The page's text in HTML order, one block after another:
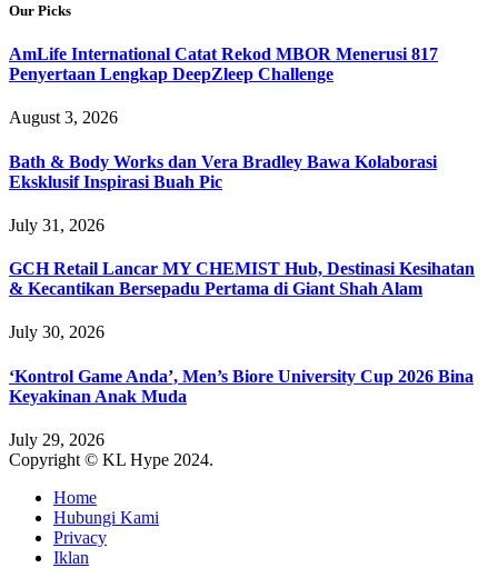
Our Picks
AmLife International Catat Rekod MBOR Menerusi 817
Penyertaan Lengkap DeepZleep Challenge
August 3, 2026
Bath & Body Works dan Vera Bradley Bawa Kolaborasi
Eksklusif Inspirasi Buah Pic
July 31, 2026
GCH Retail Lancar MY CHEMIST Hub, Destinasi Kesihatan
& Kecantikan Bersepadu Pertama di Giant Shah Alam
July 30, 2026
‘Kontrol Game Anda’, Men’s Biore University Cup 2026 Bina
Keyakinan Anak Muda
July 29, 2026
Copyright © KL Hype 2024.
Home
Hubungi Kami
Privacy
Iklan